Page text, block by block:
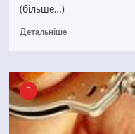
(більше…)
Детальніше